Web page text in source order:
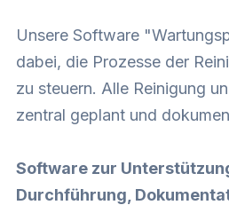
Unsere Software
dabei, die Prozesse der
zu steuern. Alle Reinigung
zentral geplant und
Software zur
Durchführung,